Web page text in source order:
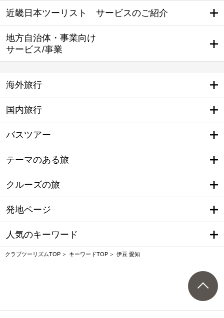
近畿日本ツーリスト サービスのご紹介
地方自治体・事業向け
サービス/事業
海外旅行
国内旅行
バスツアー
テーマのある旅
クルーズの旅
発地ページ
人気のキーワード
クラブツーリズムTOP キーワードTOP 伊豆 愛知